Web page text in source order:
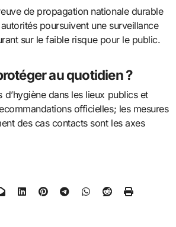
de propagation nationale durable
autorités poursuivent une surveillance
sur le faible risque pour le public.
au quotidien ?
d’hygiène dans les lieux publics et
officielles; les mesures
des cas contacts sont les axes